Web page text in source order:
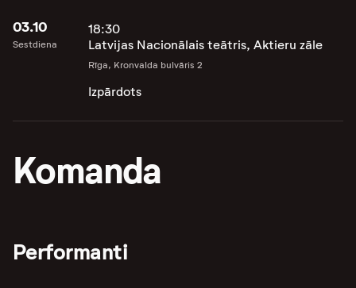
03.10
Sestdiena
18:30
Latvijas Nacionālais teātris, Aktieru zāle
Rīga, Kronvalda bulvāris 2
Izpārdots
Komanda
Performanti